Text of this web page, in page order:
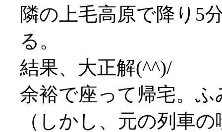
隣の上毛高原で降り5
る。
結果、大正解(^^)/
余裕で座って帰宅。ふ
（しかし、元の列車